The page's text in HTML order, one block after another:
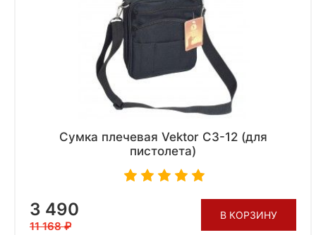
Сумка плечевая Vektor СЗ-12 (для
пистолета)
3 490
11 168
В КОРЗИНУ